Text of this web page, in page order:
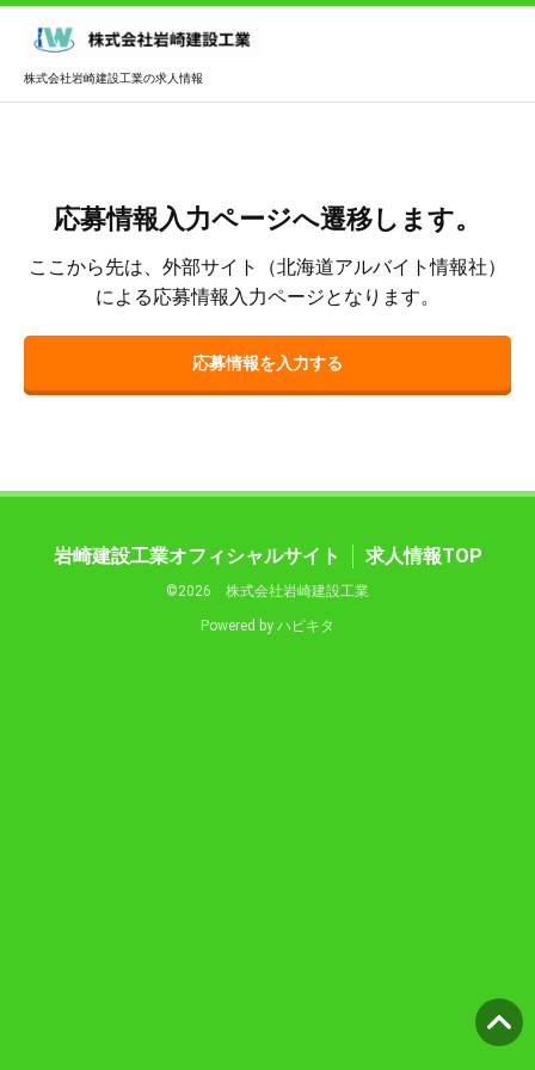
株式会社岩崎建設工業の求人情報
応募情報入力ページへ遷移します。
ここから先は、外部サイト（北海道アルバイト情報社）
による応募情報入力ページとなります。
応募情報を入力する
岩崎建設工業オフィシャルサイト 求人情報TOP
©2026 株式会社岩崎建設工業
Powered by ハピキタ